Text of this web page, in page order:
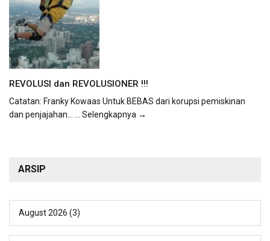
REVOLUSI dan REVOLUSIONER !!!
Catatan: Franky Kowaas Untuk BEBAS dari korupsi pemiskinan
dan penjajahan... ... Selengkapnya →
ARSIP
August 2026 (3)